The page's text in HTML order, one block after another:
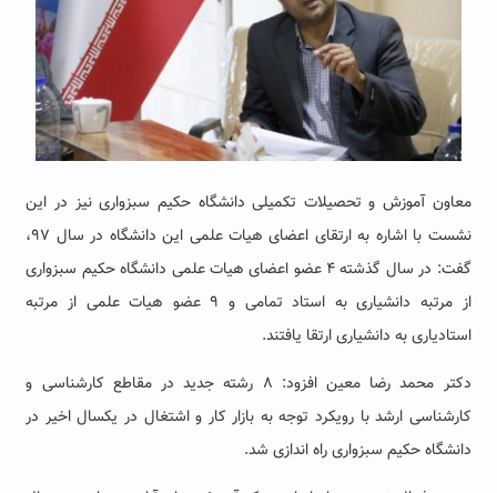
معاون آموزش و تحصیلات تکمیلی دانشگاه حکیم سبزواری نیز در این
نشست با اشاره به ارتقای اعضای هیات علمی این دانشگاه در سال ۹۷،
گفت: در سال گذشته ۴ عضو اعضای هیات علمی دانشگاه حکیم سبزواری
از مرتبه دانشیاری به استاد تمامی و ۹ عضو هیات علمی از مرتبه
استادیاری به دانشیاری ارتقا یافتند.
دکتر محمد رضا معین افزود: ۸ رشته جدید در مقاطع کارشناسی و
کارشناسی ارشد با رویکرد توجه به بازار کار و اشتغال در یکسال اخیر در
دانشگاه حکیم سبزواری راه اندازی شد.